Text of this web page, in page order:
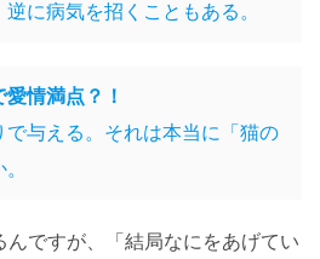
に病気を招くこともある。
情満点？！
与える。それは本当に「猫の
んですが、「結局なにをあげてい